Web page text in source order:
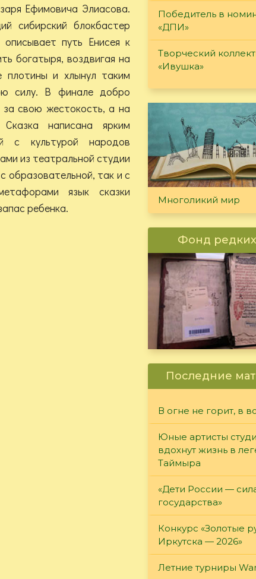
Ефимовича Элиасова.
сибирский блокбастер
путь Енисея к
богатыря, воздвигая на
плотины и хлынул таким
силу. В финале добро
свою жестокость, а на
написана ярким
с культурой народов
из театральной студии
образовательной, так и с
язык сказки
ребенка.
Победитель в
«ДПИ»
Творческий
«Ивушка»
Многоликий мир
Фонд
Последние
В огне не горит, в
Юные артисты
вдохнут жизнь в
Таймыра
«Дети России —
государства»
Конкурс «Золотые
Иркутска — 2026»
Летние турниры